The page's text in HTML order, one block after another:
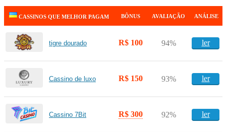
CASSINOS QUE MELHOR PAGAM BÔNUS AVALIAÇÃO ANÁLISE
tigre dourado R$ 100 94% ler
Cassino de luxo R$ 150 93% ler
Cassino 7Bit R$ 300 92% ler